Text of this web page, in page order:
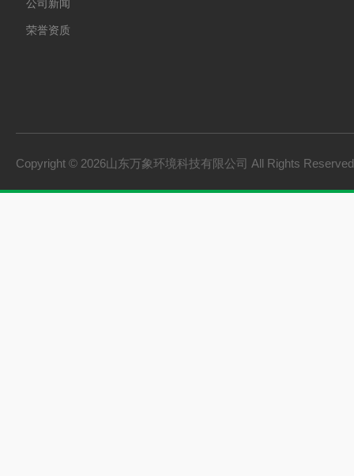
公司新闻
荣誉资质
Copyright © 2026山东万象环境科技有限公司 All Rights